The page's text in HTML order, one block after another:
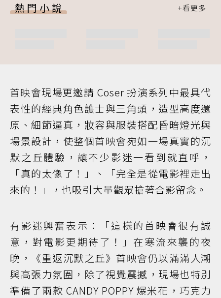
熱門小說
首映會現場更邀請 Coser 扮演系列中最具代
表性的經典角色護士與三角頭，造型高度還
原、細節逼真，妝容與服裝搭配昏暗燈光與
場景設計，使整個首映會宛如一場真實的沉
默之丘體驗，讓不少影迷一看到就直呼，
「真的太像了！」、「完全是從電影裡走出
來的！」，也吸引大量觀眾搶著合影留念。
有影迷興奮表示：「這樣的首映會很有誠
意，對電影更期待了！」在寒流來襲的夜
晚，《重返沉默之丘》首映會仍以滿滿人潮
與高張力氛圍，除了視覺震撼，現場也特別
準備了兩款 CANDY POPPY 爆米花，巧克力